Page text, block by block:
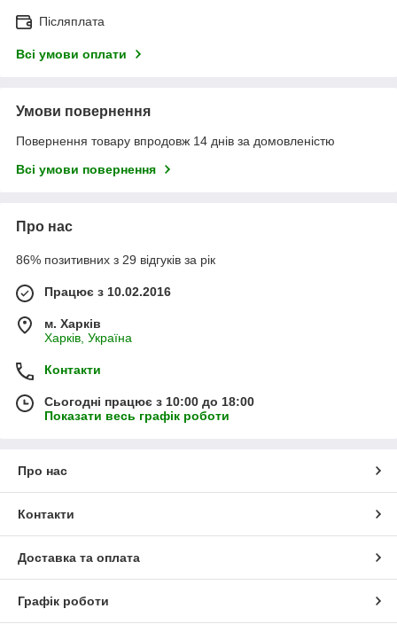
Післяплата
Всі умови оплати
Умови повернення
Повернення товару впродовж 14 днів за домовленістю
Всі умови повернення
Про нас
86% позитивних з 29 відгуків за рік
Працює з 10.02.2016
м. Харків
Харків, Україна
Контакти
Сьогодні працює з 10:00 до 18:00
Показати весь графік роботи
Про нас
Контакти
Доставка та оплата
Графік роботи